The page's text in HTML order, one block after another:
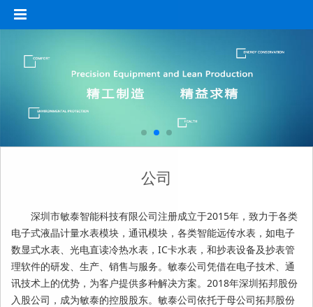
公司
深圳市敏泰智能科技有限公司注册成立于2015年，致力于各类
电子式液晶计量水表模块，通讯模块，各类智能远传水表，如电子
数显式水表、光电直读冷热水表，IC卡水表，和抄表设备及抄表管
理软件的研发、生产、销售与服务。敏泰公司凭借在电子技术、通
讯技术上的优势，为客户提供多种解决方案。2018年深圳拓邦股份
入股公司，成为敏泰的控股股东。敏泰公司依托于母公司拓邦股份